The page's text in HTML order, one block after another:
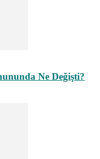
Ne Değişti?